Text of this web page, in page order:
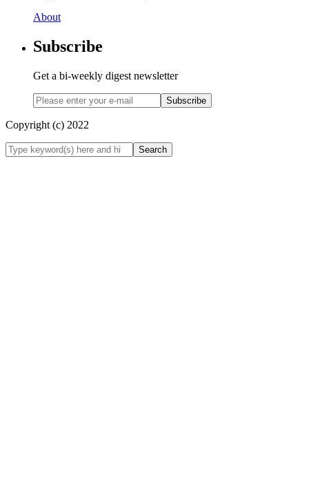
About
Subscribe
Get a bi-weekly digest newsletter
Subscribe
Copyright (c) 2022